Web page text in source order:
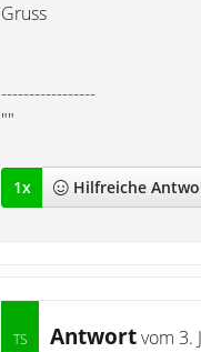
Gruss
-----------------
""
1x Hilfreiche
Antwortvom 3.